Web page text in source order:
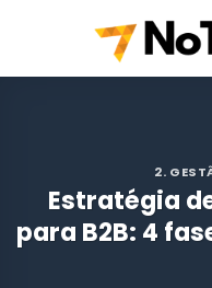
2.
Estratégia
para B2B: 4